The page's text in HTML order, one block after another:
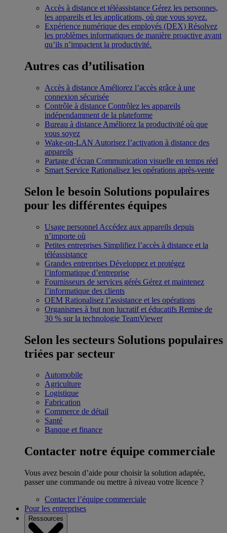
Accès à distance et téléassistance Gérez les personnes,
les appareils et les applications, où que vous soyez.
Expérience numérique des employés (DEX) Résolvez
les problèmes informatiques de manière proactive avant
qu’ils n’impactent la productivité.
Autres cas d’utilisation
Accès à distance Améliorez l’accès grâce à une
connexion sécurisée
Contrôle à distance Contrôlez les appareils
indépendamment de la plateforme
Bureau à distance Améliorez la productivité où que
vous soyez
Wake-on-LAN Autorisez l’activation à distance des
appareils
Partage d’écran Communication visuelle en temps réel
Smart Service Rationalisez les opérations après-vente
Selon le besoin Solutions populaires
pour les différentes équipes
Usage personnel Accédez aux appareils depuis
n’importe où
Petites entreprises Simplifiez l’accès à distance et la
téléassistance
Grandes entreprises Développez et protégez
l’informatique d’entreprise
Fournisseurs de services gérés Gérez et maintenez
l’informatique des clients
OEM Rationalisez l’assistance et les opérations
Organismes à but non lucratif et éducatifs Remise de
30 % sur la technologie TeamViewer
Selon les secteurs Solutions populaires
triées par secteur
Automobile
Agriculture
Logistique
Fabrication
Commerce de détail
Santé
Banque et finance
Contacter notre équipe commerciale
Vous avez besoin d’aide pour choisir la solution adaptée,
passer une commande ou mettre à niveau votre licence ?
Contacter l’équipe commerciale
Pour les entreprises
Ressources